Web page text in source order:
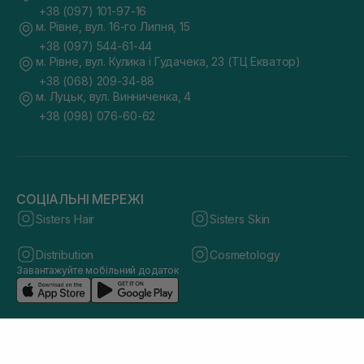
+38 (097) 101-97-16
м. Рівне, вул. 16-го Липня, 15
+38 (097) 544-61-44
м. Рівне, вул. Кулика і Гудачека, 23 (ТЦ Екватор)
+38 (068) 209-34-88
м. Луцьк, вул. Винниченка, 4
+38 (098) 076-60-62
СОЦІАЛЬНІ МЕРЕЖІ
Sisters Hair Sisters Skin
Distribution Cosmetology
Завантажуйте мобільний додаток